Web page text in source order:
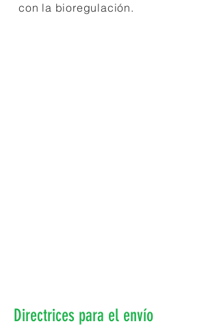
con la bioregulación.
Directrices para el envío